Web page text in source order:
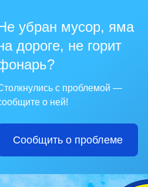
убран мусор, яма
дороге, не горит
с проблемой —
о ней!
Сообщить о проблеме